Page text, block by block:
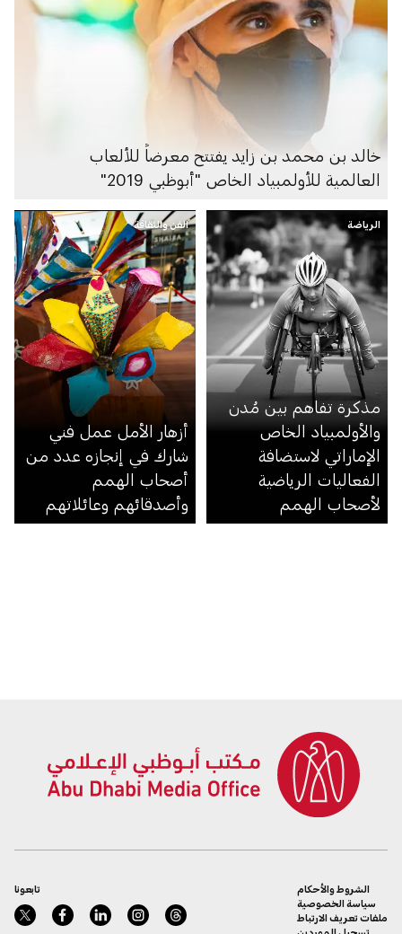
خالد بن محمد بن زايد يفتتح معرضاً للألعاب
العالمية للأولمبياد الخاص "أبوظبي 2019"
الرياضة
مذكرة تفاهم بين مُدن
والأولمبياد الخاص
الإماراتي لاستضافة
الفعاليات الرياضية
لأصحاب الهمم
الفن والثقافة
أزهار الأمل عمل فني
شارك في إنجازه عدد من
أصحاب الهمم
وأصدقائهم وعائلاتهم
تابعونا
الشروط والأحكام
سياسة الخصوصية
ملفات تعريف الارتباط
تسجيل الموردين